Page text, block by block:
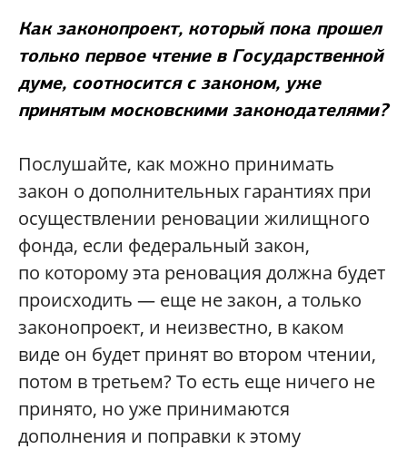
Как законопроект, который пока прошел
только первое чтение в Государственной
думе, соотносится с законом, уже
принятым московскими законодателями?
Послушайте, как можно принимать
закон о дополнительных гарантиях при
осуществлении реновации жилищного
фонда, если федеральный закон,
по которому эта реновация должна будет
происходить — еще не закон, а только
законопроект, и неизвестно, в каком
виде он будет принят во втором чтении,
потом в третьем? То есть еще ничего не
принято, но уже принимаются
дополнения и поправки к этому